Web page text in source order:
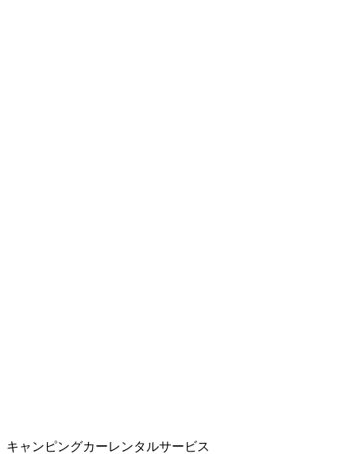
キャンピングカーレンタルサービス